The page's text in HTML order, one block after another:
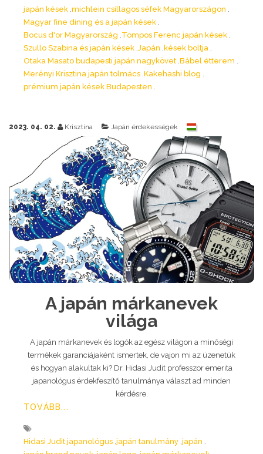
japán kések michlein csillagos séfek Magyarországon
Magyar fine dining és a japán kések
Bocus d'or Magyarország Tompos Ferenc japán kések
Szullo Szabina és japán kések Japán kések boltja
Otaka Masato budapesti japán nagykövet Bábel étterem
Merényi Krisztina japán tolmács Kakehashi blog
prémium japán kések Budapesten
2023. 04. 02. Krisztina Japán érdekességek
A japán márkanevek
világa
A japán márkanevek és logók az egész világon a minőségi
termékek garanciájaként ismertek, de vajon mi az üzenetük
és hogyan alakultak ki? Dr. Hidasi Judit professzor emerita
japanológus érdekfeszítő tanulmánya választ ad minden
kérdésre.
TOVÁBB...
Hidasi Judit japanológus japán tanulmány japán